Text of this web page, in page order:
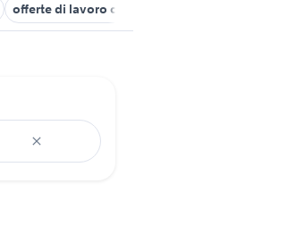
offerte di lavoro casalnuovo di napoli